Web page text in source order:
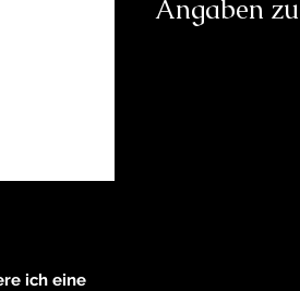
ich eine
Angaben